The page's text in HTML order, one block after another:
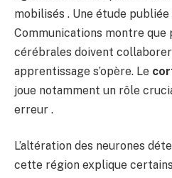
mobilisés . Une étude
Communications montre que
cérébrales doivent
apprentissage s’opère. Le
joue notamment un rôle
erreur .
L’altération des neurones
cette région explique